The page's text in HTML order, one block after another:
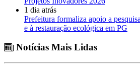
1 dia atrás
Prefeitura formaliza apoio a
e à restauração ecológica em PG
Notícias Mais Lidas